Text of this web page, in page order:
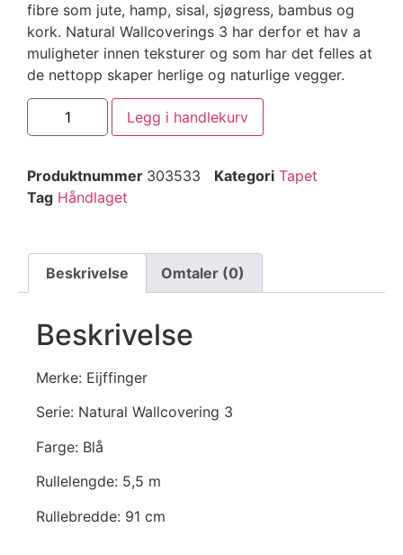
fibre som jute, hamp, sisal, sjøgress, bambus og
kork. Natural Wallcoverings 3 har derfor et hav a
muligheter innen teksturer og som har det felles at
de nettopp skaper herlige og naturlige vegger.
Legg i handlekurv
Produktnummer 303533 Kategori Tapet
Tag Håndlaget
Beskrivelse Omtaler (0)
Beskrivelse
Merke: Eijffinger
Serie: Natural Wallcovering 3
Farge: Blå
Rullelengde: 5,5 m
Rullebredde: 91 cm